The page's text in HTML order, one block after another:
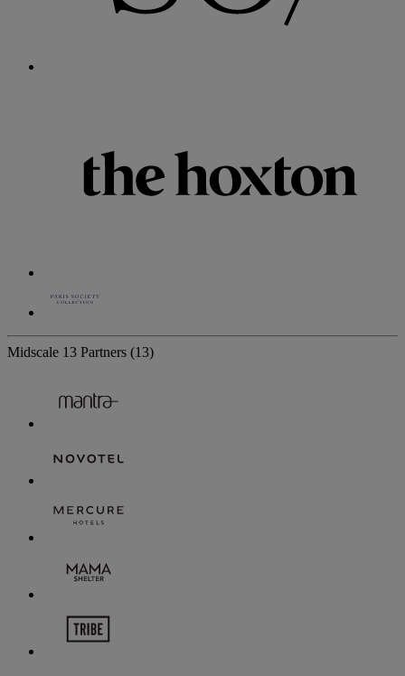
Midscale 13 Partners (13)